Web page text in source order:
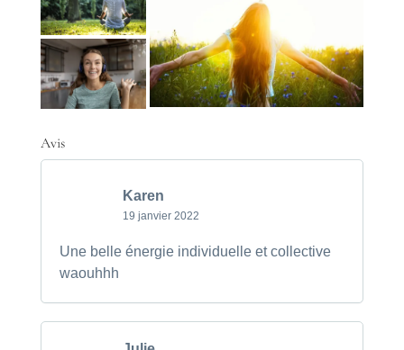
Avis
Karen
19 janvier 2022
Une belle énergie individuelle et collective
waouhhh